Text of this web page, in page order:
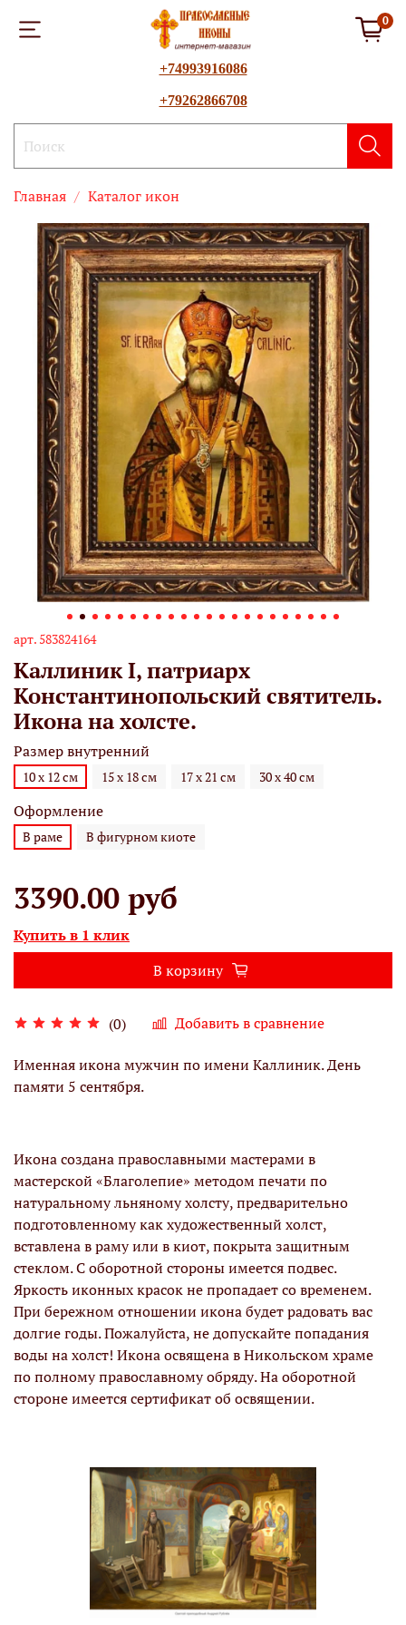
0
+74993916086
+79262866708
Главная Каталог икон
арт. 583824164
Каллиник I, патриарх
Константинопольский святитель.
Икона на холсте.
(0) Добавить в сравнение
Размер внутренний
10 х 12 см 15 х 18 см 17 х 21 см 30 х 40 см
Оформление
В раме В фигурном киоте
3390.00 руб
Купить в 1 клик
В корзину
Именная икона мужчин по имени Каллиник. День
памяти 5 сентября.
Икона создана православными мастерами в
мастерской «Благолепие» методом печати по
натуральному льняному холсту, предварительно
подготовленному как художественный холст,
вставлена в раму или в киот, покрыта защитным
стеклом. С оборотной стороны имеется подвес.
Яркость иконных красок не пропадает со временем.
При бережном отношении икона будет радовать вас
долгие годы. Пожалуйста, не допускайте попадания
воды на холст! Икона освящена в Никольском храме
по полному православному обряду. На оборотной
стороне имеется сертификат об освящении.